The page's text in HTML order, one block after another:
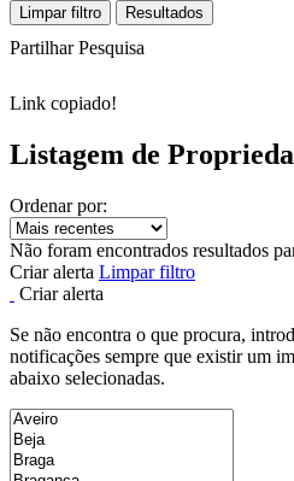
Limpar filtro Resultados
Partilhar Pesquisa
Link copiado!
Listagem de
Ordenar por:
Não foram encontrados resultados
Criar alerta Limpar filtro
Criar alerta
Se não encontra o que procura,
notificações sempre que existir um
abaixo selecionadas.